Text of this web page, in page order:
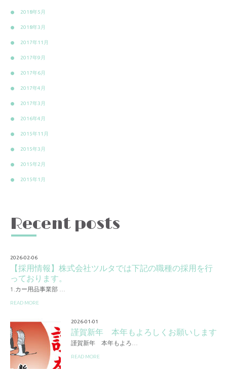
2018年5月
2018年3月
2017年11月
2017年9月
2017年6月
2017年4月
2017年3月
2016年4月
2015年11月
2015年3月
2015年2月
2015年1月
Recent posts
2026-02-06
【採用情報】株式会社ツルタでは下記の職種の採用を行
っております。
1.カー用品事業部 …
READ MORE
2026-01-01
謹賀新年 本年もよろしくお願いします
謹賀新年 本年もよろ…
READ MORE